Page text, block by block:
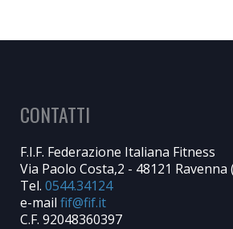
CONTATTI
F.I.F. Federazione Italiana Fitness
Via Paolo Costa,2 - 48121 Ravenna
Tel. 0544.34124
e-mail
C.F. 92048360397